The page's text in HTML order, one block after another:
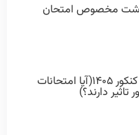
مخصوص امتحان
تاثیر معدل در کنکور ۱۴۰۵(آیا امتحانات
دارند؟)